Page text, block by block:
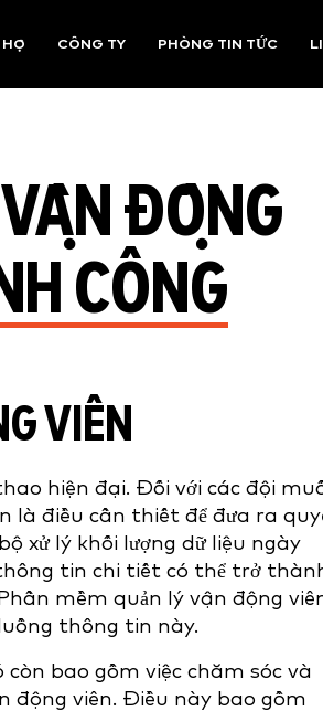
HỘ CÔNG TY PHÒNG TIN TỨC
ĐỘNG
CÔNG
VIÊN
hiện đại. Đối với các đội
là điều cần thiết để đưa ra
xử lý khối lượng dữ liệu ngày
tin chi tiết có thể trở
mềm quản lý vận động
thông tin này.
còn bao gồm việc chăm sóc và
động viên. Điều này bao gồm